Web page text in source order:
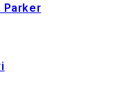
Parker